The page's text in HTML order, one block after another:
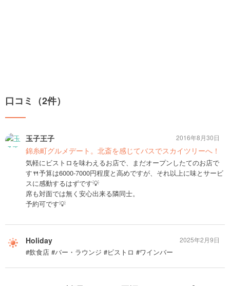
口コミ（2件）
玉子王子
錦糸町グルメデート。北斎を感じてバスでスカイツリーへ！
気軽にビストロを味わえるお店で、まだオープンしたてのお店で
す🍴予算は6000-7000円程度と高めですが、それ以上に味とサービ
スに感動するはずです💡
席も対面では無く安心出来る隣同士。
予約可です💡
2016年8月30日
Holiday
#飲食店 #バー・ラウンジ #ビストロ #ワインバー
2025年2月9日